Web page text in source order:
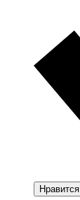
Нравится